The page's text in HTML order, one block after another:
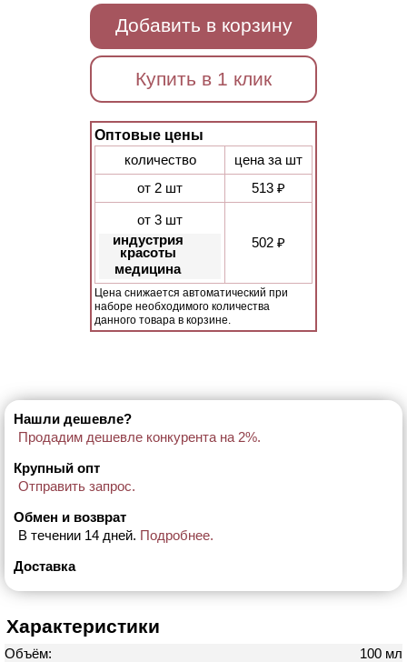
Добавить в корзину
Купить в 1 клик
Оптовые цены
количество
цена за шт
от 2 шт
513 ₽
от 3 шт
индустрия
красоты
медицина
502 ₽
Цена снижается автоматический при
наборе необходимого количества
данного товара в корзине.
Нашли дешевле?
Продадим дешевле конкурента на 2%.
Крупный опт
Отправить запрос.
Обмен и возврат
В течении 14 дней. Подробнее.
Доставка
Характеристики
Объём:
100 мл